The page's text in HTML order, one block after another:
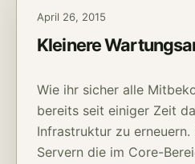
April 26, 2015
Kleinere
Wie ihr sicher alle
bereits seit einiger Zeit
Infrastruktur zu erneuern.
Servern die im Core-